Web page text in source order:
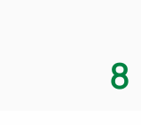
8